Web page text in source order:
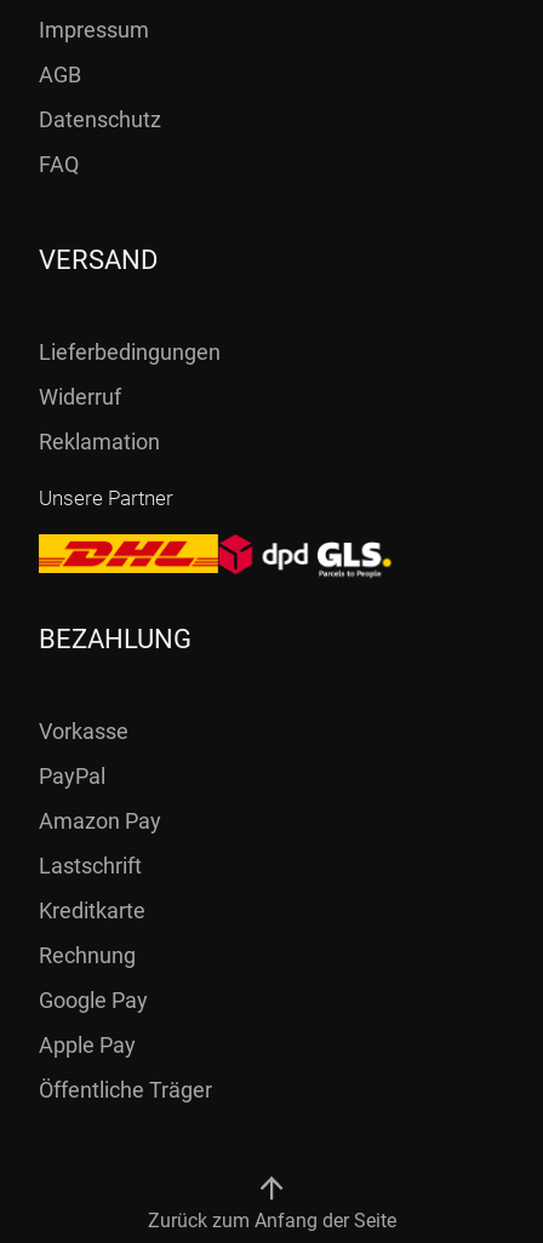
Zurück zum Anfang der Seite
Impressum
AGB
Datenschutz
FAQ
VERSAND
Lieferbedingungen
Widerruf
Reklamation
Unsere Partner
BEZAHLUNG
Vorkasse
PayPal
Amazon Pay
Lastschrift
Kreditkarte
Rechnung
Google Pay
Apple Pay
Öffentliche Träger